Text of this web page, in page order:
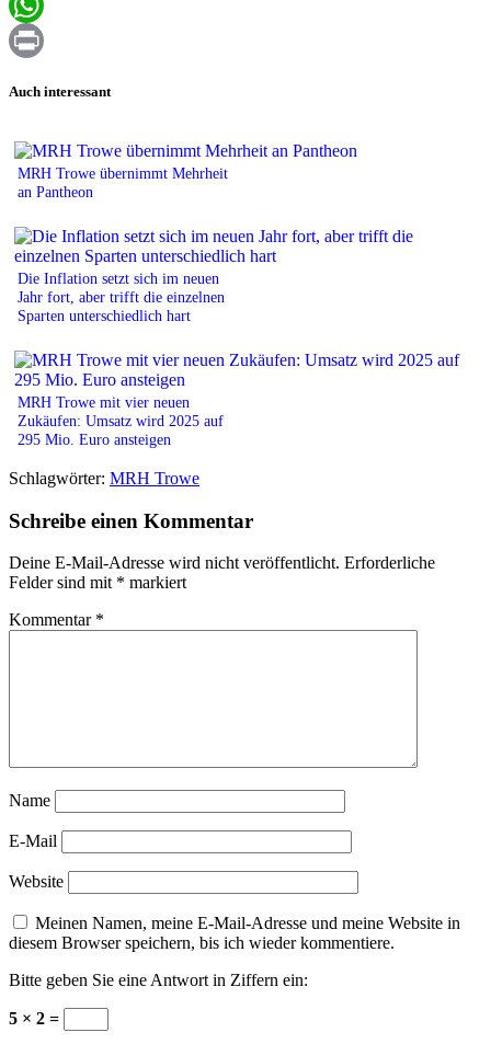
Email
WhatsApp
Auch interessant
MRH Trowe übernimmt Mehrheit
an Pantheon
Die Inflation setzt sich im neuen
Jahr fort, aber trifft die einzelnen
Sparten unterschiedlich hart
MRH Trowe mit vier neuen
Zukäufen: Umsatz wird 2025 auf
295 Mio. Euro ansteigen
Schlagwörter: MRH Trowe
Schreibe einen Kommentar
Deine E-Mail-Adresse wird nicht veröffentlicht. Erforderliche
Felder sind mit * markiert
Kommentar *
Name
E-Mail
Website
Meinen Namen, meine E-Mail-Adresse und meine Website in
diesem Browser speichern, bis ich wieder kommentiere.
Bitte geben Sie eine Antwort in Ziffern ein:
5 × 2 =